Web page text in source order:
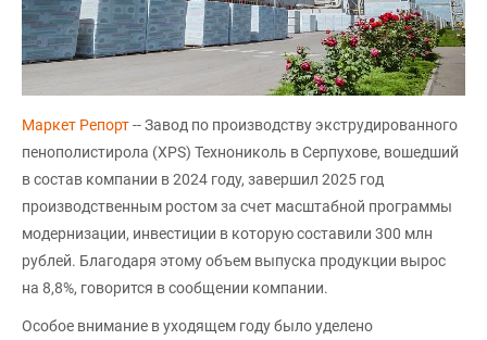
Маркет Репорт-- Завод по производству экструдированного
пенополистирола (XPS) Технониколь в Серпухове, вошедший
в состав компании в 2024 году, завершил 2025 год
производственным ростом за счет масштабной программы
модернизации, инвестиции в которую составили 300 млн
рублей. Благодаря этому объем выпуска продукции вырос
на 8,8%, говорится в сообщении компании.
Особое внимание в уходящем году было уделено